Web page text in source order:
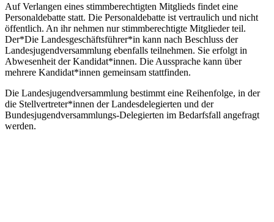
Auf Verlangen eines stimmberechtigten Mitglieds findet eine
Personaldebatte statt. Die Personaldebatte ist vertraulich und nicht
öffentlich. An ihr nehmen nur stimmberechtigte Mitglieder teil.
Der*Die Landesgeschäftsführer*in kann nach Beschluss der
Landesjugendversammlung ebenfalls teilnehmen. Sie erfolgt in
Abwesenheit der Kandidat*innen. Die Aussprache kann über
mehrere Kandidat*innen gemeinsam stattfinden.
Die Landesjugendversammlung bestimmt eine Reihenfolge, in der
die Stellvertreter*innen der Landesdelegierten und der
Bundesjugendversammlungs-Delegierten im Bedarfsfall angefragt
werden.